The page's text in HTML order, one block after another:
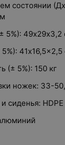
состоянии
5%): 49х29х3,2
41x16,5x2,5
(± 5%): 150 кг
ножек: 33-
сиденья: